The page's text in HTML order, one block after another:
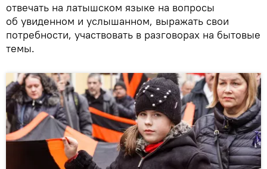
отвечать на латышском языке на вопросы
об увиденном и услышанном, выражать свои
потребности, участвовать в разговорах на бытовые
темы.